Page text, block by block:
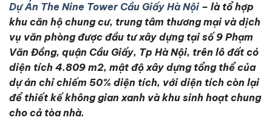
Dự Án The Nine Tower Cầu Giấy Hà Nội – là tổ hợp
khu căn hộ chung cư, trung tâm thương mại và dịch
vụ văn phòng được đầu tư xây dựng tại số 9 Phạm
Văn Đồng, quận Cầu Giấy, Tp Hà Nội, trên lô đất có
diện tích 4.809 m2, mật độ xây dựng tổng thể của
dự án chỉ chiếm 50% diện tích, với diện tích còn lại
để thiết kế không gian xanh và khu sinh hoạt chung
cho cả tòa nhà.